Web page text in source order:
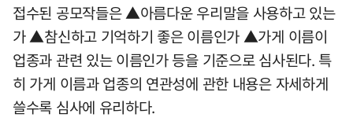
접수된 공모작들은 ▲아름다운 우리말을 사용하고 있는
가 ▲참신하고 기억하기 좋은 이름인가 ▲가게 이름이
업종과 관련 있는 이름인가 등을 기준으로 심사된다. 특
히 가게 이름과 업종의 연관성에 관한 내용은 자세하게
쓸수록 심사에 유리하다.